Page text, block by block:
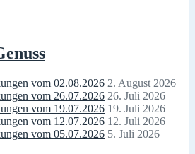
vom 02.08.2026 2. August 2026
vom 26.07.2026 26. Juli 2026
vom 19.07.2026 19. Juli 2026
vom 12.07.2026 12. Juli 2026
vom 05.07.2026 5. Juli 2026